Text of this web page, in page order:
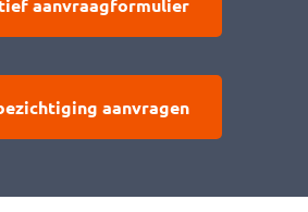
aanvraagformulier
aanvragen